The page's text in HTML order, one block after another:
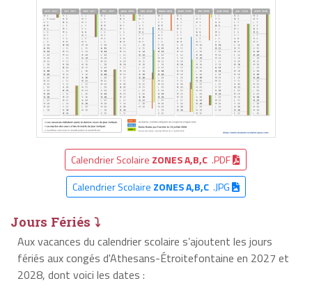
Calendrier Scolaire ZONES A,B,C .PDF
Calendrier Scolaire ZONES A,B,C.JPG
Jours Fériés ⤵
Aux vacances du calendrier scolaire s’ajoutent les jours
fériés aux congés d'Athesans-Étroitefontaine en 2027 et
2028, dont voici les dates :